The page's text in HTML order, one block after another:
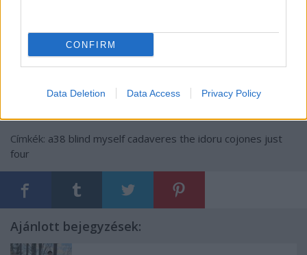
CONFIRM
Data Deletion Data Access Privacy Policy
Címkék: a38 blind myself cadaveres the idoru cojones just
four
Ajánlott bejegyzések: